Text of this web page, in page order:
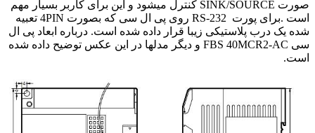
SINK/SOURCEکنترل میشود و این برای کاربر بسیار مهم
پورت RS-232 روی پی ال سی که بصورت 4PIN تعبیه
پلاستیکی زیبا قرار داده شده است. درباره ابعاد پی ال
FBSو دیگر مدلها در این عکس توضیح داده شده